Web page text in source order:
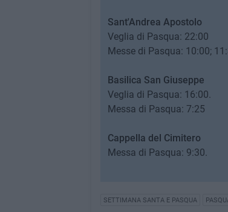
Sant'Andrea Apostolo
Veglia di Pasqua: 22:00
​Messe di Pasqua: 10:00;
Basilica San Giuseppe
Veglia di Pasqua: 16:00.
Messa di Pasqua: 7:25
Cappella del Cimitero
Messa di Pasqua: 9:30.
SETTIMANA SANTA E PASQUA